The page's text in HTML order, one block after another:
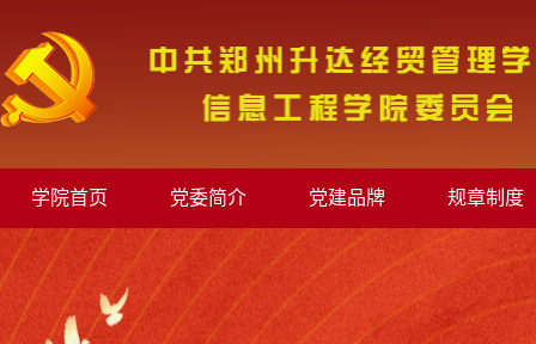
学院首页 党委简介 党建品牌 规章制度